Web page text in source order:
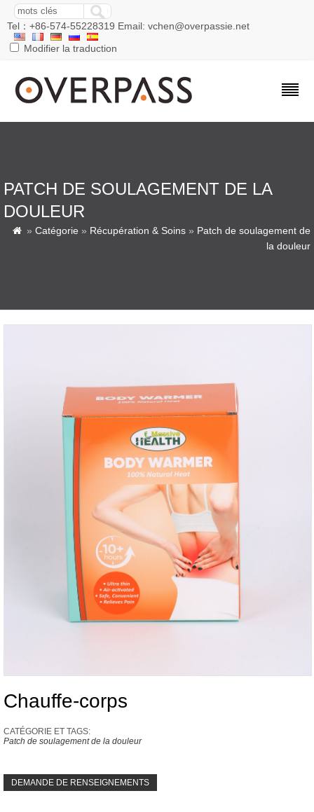
Tel：+86-574-55228319 Email: vchen@overpassie.net
Modifier la traduction
PATCH DE SOULAGEMENT DE LA
DOULEUR
 » Catégorie » Récupération & Soins » Patch de soulagement de
la douleur
Chauffe-corps
CATÉGORIE ET ​​TAGS:
Patch de soulagement de la douleur
DEMANDE DE RENSEIGNEMENTS